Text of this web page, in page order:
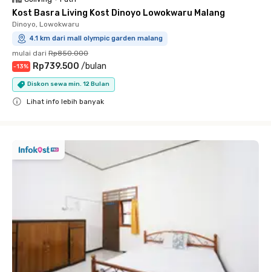
Kost Basra Living Kost Dinoyo Lowokwaru Malang
Dinoyo, Lowokwaru
4.1 km dari mall olympic garden malang
mulai dari Rp850.000
-13% Rp739.500 /bulan
Diskon sewa min. 12 Bulan
Lihat info lebih banyak